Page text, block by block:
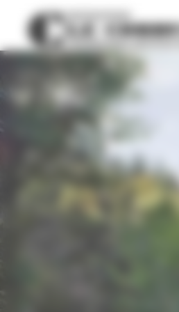
Panneau de gestion des cookies